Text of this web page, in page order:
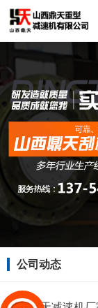
公司动态